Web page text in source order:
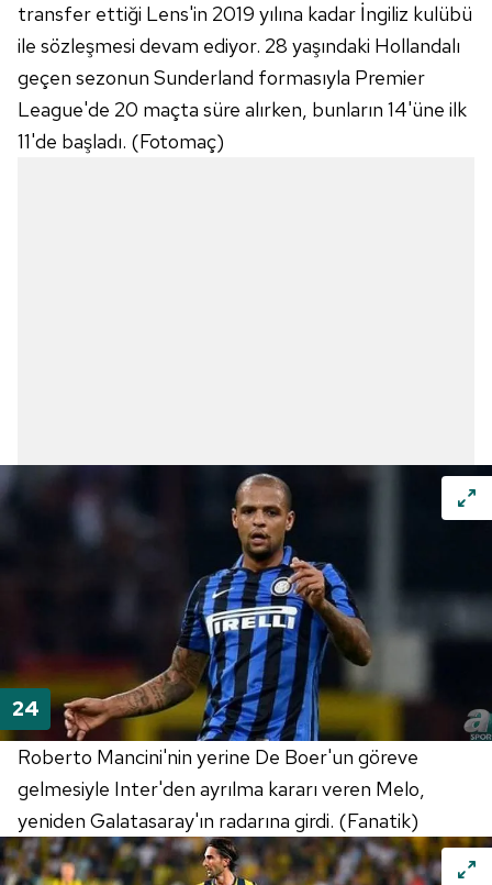
transfer ettiği Lens'in 2019 yılına kadar İngiliz kulübü
ile sözleşmesi devam ediyor. 28 yaşındaki Hollandalı
geçen sezonun Sunderland formasıyla Premier
League'de 20 maçta süre alırken, bunların 14'üne ilk
11'de başladı. (Fotomaç)
Roberto Mancini'nin yerine De Boer'un göreve
gelmesiyle Inter'den ayrılma kararı veren Melo,
yeniden Galatasaray'ın radarına girdi. (Fanatik)